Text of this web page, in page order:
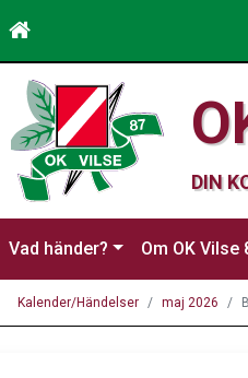
DIN
Vad händer? Om OK Vilse
Kalender/Händelser maj 2026